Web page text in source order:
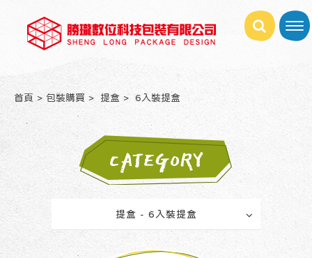
首頁 包裝購買 提盒 6入裝提盒
CATEGORY
提盒 - 6入裝提盒